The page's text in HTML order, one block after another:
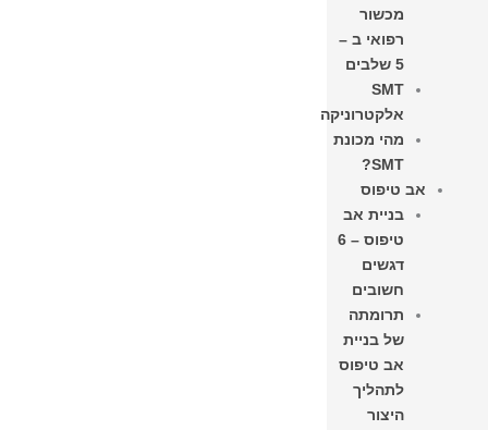
מכשור
רפואי ב –
5 שלבים
SMT
אלקטרוניקה
מהי מכונת
SMT?
אב טיפוס
בניית אב
טיפוס – 6
דגשים
חשובים
תרומתה
של בניית
אב טיפוס
לתהליך
היצור​